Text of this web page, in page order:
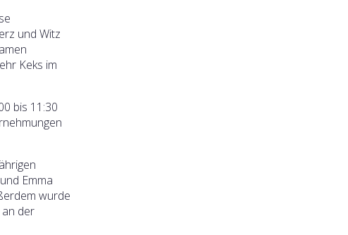
und Witz
Keks im
bis 11:30
Emma
wurde
der